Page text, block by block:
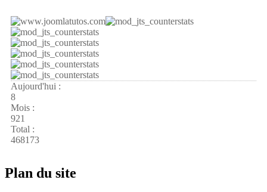
Aujourd'hui :
8
Mois :
921
Total :
468173
Plan du site